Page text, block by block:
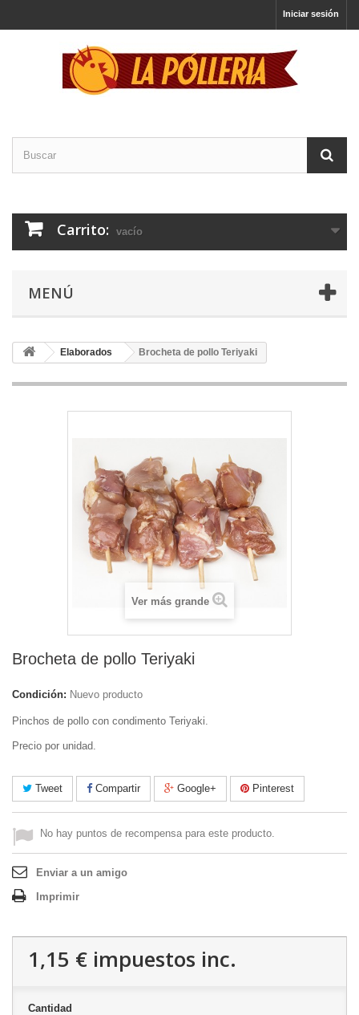
Iniciar sesión
Carrito: vacío
MENÚ
Elaborados Brocheta de pollo Teriyaki
Ver más grande
Brocheta de pollo Teriyaki
Condición: Nuevo producto
Pinchos de pollo con condimento Teriyaki.
Precio por unidad.
Tweet Compartir Google+ Pinterest
No hay puntos de recompensa para este producto.
Enviar a un amigo
Imprimir
1,15 € impuestos inc.
Cantidad